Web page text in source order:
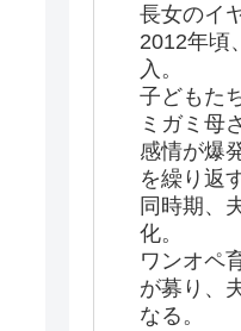
長女のイ
2012年頃
入。
子どもた
ミガミ母
感情が爆
を繰り返
同時期、
化。
ワンオペ
が募り、
なる。